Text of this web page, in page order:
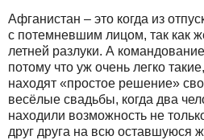
Афганистан – это когда из
с потемневшим лицом, так как
летней разлуки. А
потому что уж очень легко
находят «простое решение»
весёлые свадьбы, когда два
находили возможность не
друг друга на всю оставшуюся